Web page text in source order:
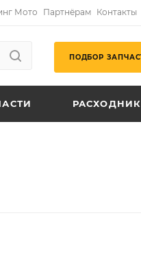
Мото Партнёрам Контакты
ПОДБОР